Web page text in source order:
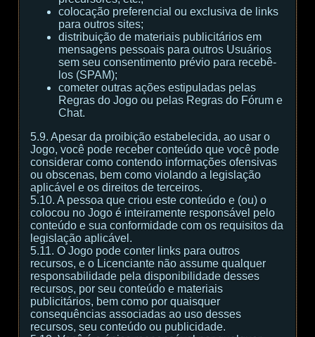
colocação preferencial ou exclusiva de links
para outros sites;
distribuição de materiais publicitários em
mensagens pessoais para outros Usuários
sem seu consentimento prévio para recebê-
los (SPAM);
cometer outras ações estipuladas pelas
Regras do Jogo ou pelas Regras do Fórum e
Chat.
5.9. Apesar da proibição estabelecida, ao usar o
Jogo, você pode receber conteúdo que você pode
considerar como contendo informações ofensivas
ou obscenas, bem como violando a legislação
aplicável e os direitos de terceiros.
5.10. A pessoa que criou este conteúdo e (ou) o
colocou no Jogo é inteiramente responsável pelo
conteúdo e sua conformidade com os requisitos da
legislação aplicável.
5.11. O Jogo pode conter links para outros
recursos, e o Licenciante não assume qualquer
responsabilidade pela disponibilidade desses
recursos, por seu conteúdo e materiais
publicitários, bem como por quaisquer
consequências associadas ao uso desses
recursos, seu conteúdo ou publicidade.